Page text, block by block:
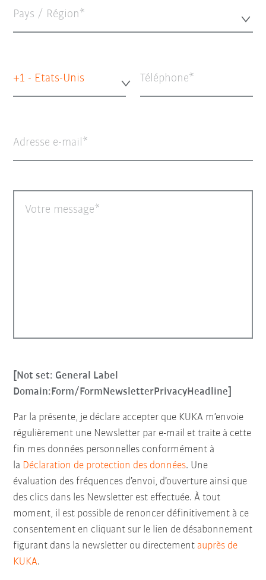
Pays / Région*
+1 - Etats-Unis Téléphone
Adresse e-mail
Votre message
[Not set: General Label
Domain:Form/FormNewsletterPrivacyHeadline]
Par la présente, je déclare accepter que KUKA m’envoie
régulièrement une Newsletter par e-mail et traite à cette
fin mes données personnelles conformément à
la Déclaration de protection des données. Une
évaluation des fréquences d’envoi, d’ouverture ainsi que
des clics dans les Newsletter est effectuée. À tout
moment, il est possible de renoncer définitivement à ce
consentement en cliquant sur le lien de désabonnement
figurant dans la newsletter ou directement auprès de
KUKA.